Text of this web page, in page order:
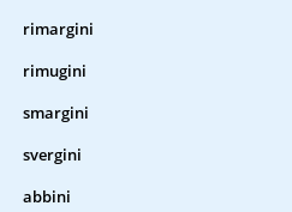
rimargini
rimugini
smargini
svergini
abbini